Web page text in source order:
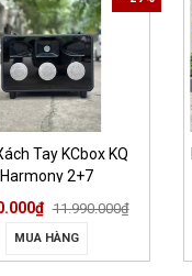
Tay KCbox KQ
Harmony 2+7
11.990.000₫
MUA HÀNG